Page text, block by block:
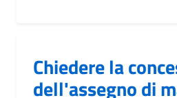
Chiedere la
dell'assegno di